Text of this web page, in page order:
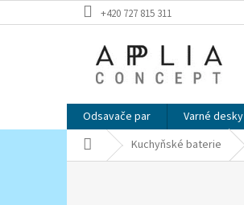
na
+420 727 815 311
Odsavače par Varné desky
Domů Kuchyňské baterie